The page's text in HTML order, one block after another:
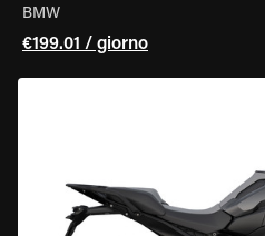
BMW
€199.01 / giorno